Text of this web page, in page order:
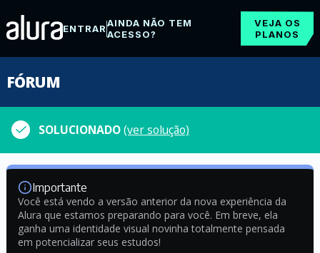
ENTRARAINDA NÃO TEM
ACESSO?
VEJA OS
PLANOS
FÓRUM
SOLUCIONADO(ver solução)
Importante
Você está vendo a versão anterior da nova experiência da
Alura que estamos preparando para você. Em breve, ela
ganha uma identidade visual novinha totalmente pensada
em potencializar seus estudos!